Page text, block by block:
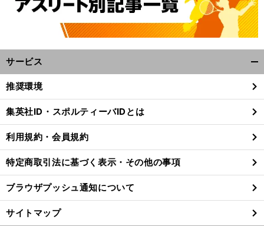
サービス
閉
る
推奨環境
集英社ID・スポルティーバIDとは
利用規約・会員規約
特定商取引法に基づく表示・その他の事項
ブラウザプッシュ通知について
サイトマップ